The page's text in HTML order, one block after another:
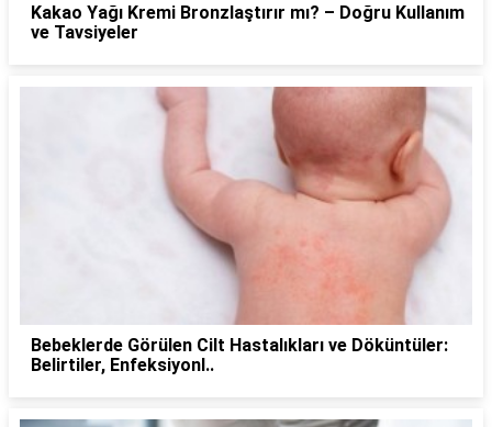
Kakao Yağı Kremi Bronzlaştırır mı? – Doğru Kullanım
ve Tavsiyeler
Bebeklerde Görülen Cilt Hastalıkları ve Döküntüler:
Belirtiler, Enfeksiyonl..